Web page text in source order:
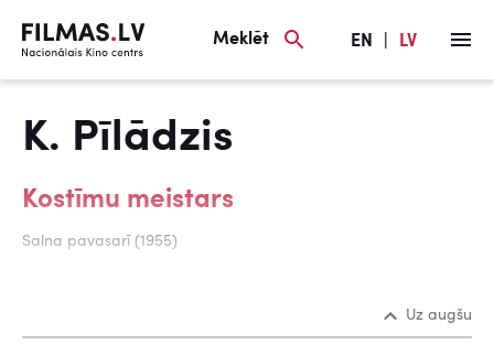
Meklēt EN LV
K. Pīlādzis
Kostīmu meistars
Salna pavasarī (1955)
Uz augšu